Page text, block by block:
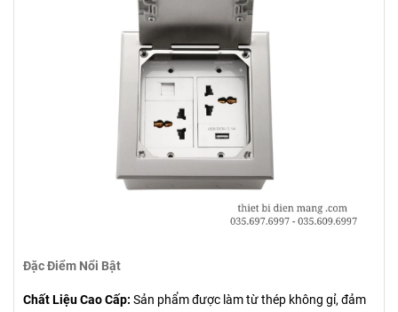
Đặc Điểm Nổi Bật
Chất Liệu Cao Cấp: Sản phẩm được làm từ thép không gỉ, đảm